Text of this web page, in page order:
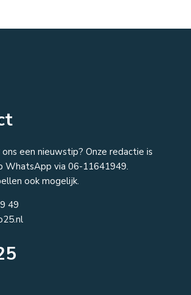
een nieuwstip? Onze redactie is
WhatsApp via 06-11641949.
ook mogelijk.
49